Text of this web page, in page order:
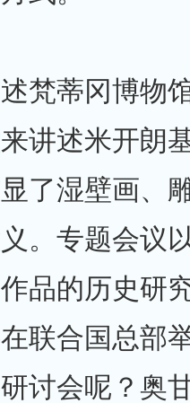
梵蒂冈博物
讲述米开朗
了湿壁画、
。专题会议
品的历史研
联合国总部
讨会呢？奥